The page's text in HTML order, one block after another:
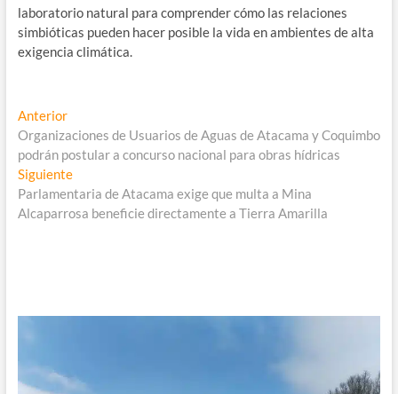
laboratorio natural para comprender cómo las relaciones
simbióticas pueden hacer posible la vida en ambientes de alta
exigencia climática.
Navegación
de
entradas
AnteriorEntrada
anterior:
Organizaciones de Usuarios de Aguas de Atacama y Coquimbo
podrán postular a concurso nacional para obras hídricas
SiguienteEntrada
siguiente:
Parlamentaria de Atacama exige que multa a Mina
Alcaparrosa beneficie directamente a Tierra Amarilla